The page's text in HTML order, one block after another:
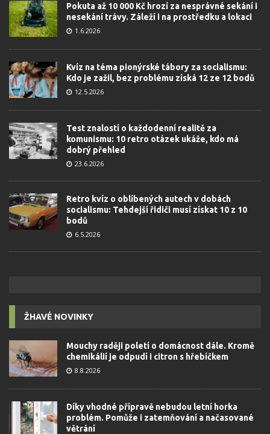
Pokuta až 10 000 Kč hrozí za nesprávné sekání i
nesekání trávy. Záleží i na prostředku a lokaci
1.6.2026
Kvíz na téma pionýrské tábory za socialismu:
Kdo je zažil, bez problému získá 12 ze 12 bodů
12.5.2026
Test znalostí o každodenní realitě za
komunismu: 10 retro otázek ukáže, kdo má
dobrý přehled
23.6.2026
Retro kvíz o oblíbených autech v dobách
socialismu: Tehdejší řidiči musí získat 10 z 10
bodů
6.5.2026
ŽHAVÉ NOVINKY
Mouchy raději poletí o domácnost dále. Kromě
chemikálií je odpudí i citron s hřebíčkem
8.8.2026
Díky vhodné přípravě nebudou letní horka
problém. Pomůže i zatemňování a načasované
větrání